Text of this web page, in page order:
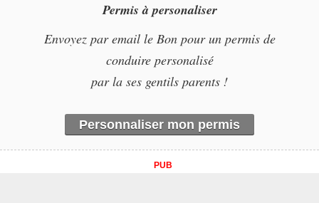
Permis à personaliser
Envoyez par email le Bon pour un permis de
conduire personalisé
par la ses gentils parents !
Personnaliser mon permis
PUB